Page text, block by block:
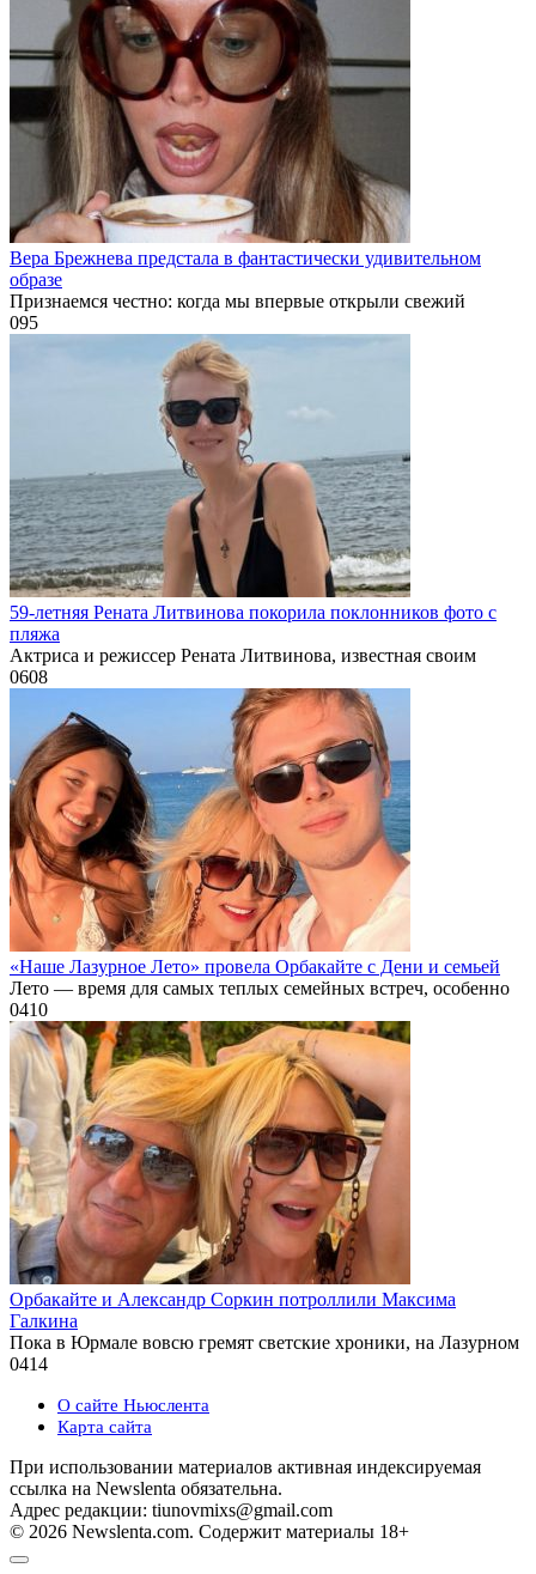
Вера Брежнева предстала в фантастически удивительном
образе
Признаемся честно: когда мы впервые открыли свежий
095
59-летняя Рената Литвинова покорила поклонников фото с
пляжа
Актриса и режиссер Рената Литвинова, известная своим
0608
«Наше Лазурное Лето» провела Орбакайте с Дени и семьей
Лето — время для самых теплых семейных встреч, особенно
0410
Орбакайте и Александр Соркин потроллили Максима
Галкина
Пока в Юрмале вовсю гремят светские хроники, на Лазурном
0414
О сайте Ньюслента
Карта сайта
При использовании материалов активная индексируемая
ссылка на Newslenta обязательна.
Адрес редакции: tiunovmixs@gmail.com
© 2026 Newslenta.com. Содержит материалы 18+